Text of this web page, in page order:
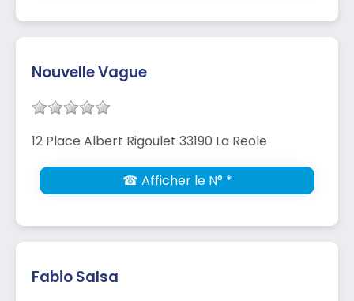
Nouvelle Vague
12 Place Albert Rigoulet 33190 La Reole
☎ Afficher le N° *
Fabio Salsa